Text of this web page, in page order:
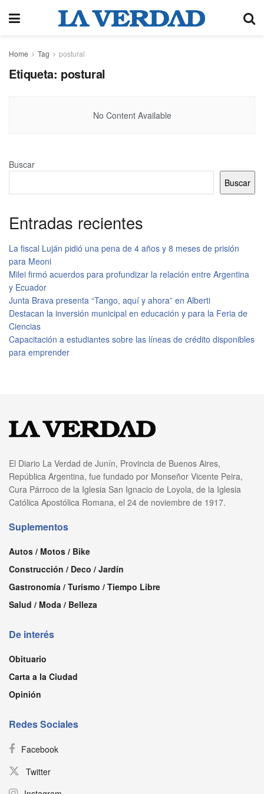
Home Tag postural
Etiqueta: postural
No Content Available
Buscar
Buscar
Entradas recientes
La fiscal Luján pidió una pena de 4 años y 8 meses de prisión
para Meoni
Milei firmó acuerdos para profundizar la relación entre Argentina
y Ecuador
Junta Brava presenta “Tango, aquí y ahora” en Alberti
Destacan la inversión municipal en educación y para la Feria de
Ciencias
Capacitación a estudiantes sobre las líneas de crédito disponibles
para emprender
El Diario La Verdad de Junín, Provincia de Buenos Aires,
República Argentina, fue fundado por Monseñor Vicente Peira,
Cura Párroco de la Iglesia San Ignacio de Loyola, de la Iglesia
Católica Apostólica Romana, el 24 de noviembre de 1917.
Suplementos
Autos / Motos / Bike
Construcción / Deco / Jardín
Gastronomía / Turismo / Tiempo Libre
Salud / Moda / Belleza
De interés
Obituario
Carta a la Ciudad
Opinión
Redes Sociales
Facebook
Twitter